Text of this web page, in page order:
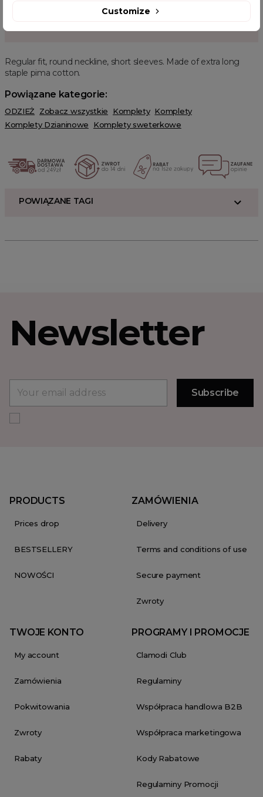
Regular fit, round neckline, short sleeves. Made of extra long
staple pima cotton.
Powiązane kategorie:
ODZIEŻ Zobacz wszystkie Komplety Komplety
Komplety Dzianinowe
Komplety sweterkowe
POWIĄZANE TAGI
Newsletter
PRODUCTS
Prices drop
BESTSELLERY
NOWOŚCI
ZAMÓWIENIA
Delivery
Terms and conditions of use
Secure payment
Zwroty
TWOJE KONTO
My account
Zamówienia
Pokwitowania
Zwroty
Rabaty
PROGRAMY I PROMOCJE
Clamodi Club
Regulaminy
Współpraca handlowa B2B
Współpraca marketingowa
Kody Rabatowe
Regulaminy Promocji
Customize